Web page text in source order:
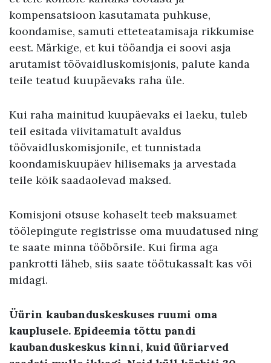
kompensatsioon kasutamata puhkuse,
koondamise, samuti etteteatamisaja rikkumise
eest. Märkige, et kui tööandja ei soovi asja
arutamist töövaidluskomisjonis, palute kanda
teile teatud kuupäevaks raha üle.
Kui raha mainitud kuupäevaks ei laeku, tuleb
teil esitada viivitamatult avaldus
töövaidluskomisjonile, et tunnistada
koondamiskuupäev hilisemaks ja arvestada
teile kõik saadaolevad maksed.
Komisjoni otsuse kohaselt teeb maksuamet
töölepingute registrisse oma muudatused ning
te saate minna tööbörsile. Kui firma aga
pankrotti läheb, siis saate töötukassalt kas või
midagi.
Üürin kaubanduskeskuses ruumi oma
kauplusele. Epideemia tõttu pandi
kaubanduskeskus kinni, kuid üüriarved